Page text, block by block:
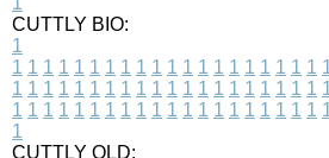
CUTTLY BIO:
1
1 1 1 1 1 1 1 1 1 1 1 1 1 1 1 1 1 1 1 1
1 1 1 1 1 1 1 1 1 1 1 1 1 1 1 1 1 1 1 1
1 1 1 1 1 1 1 1 1 1 1 1 1 1 1 1 1 1 1 1
1
CUTTLY OLD: